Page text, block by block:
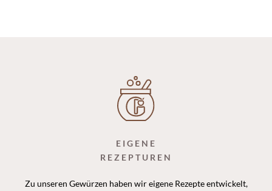
EIGENE
REZEPTUREN
Zu unseren Gewürzen haben wir eigene Rezepte entwickelt,